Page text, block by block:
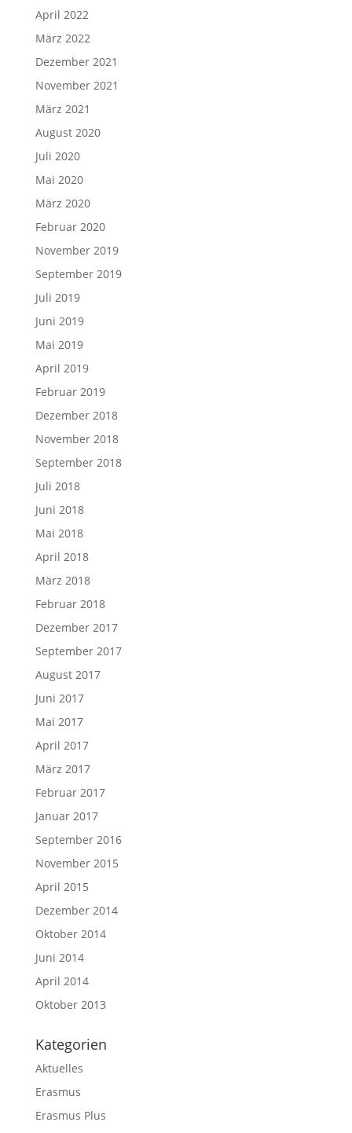
April 2022
März 2022
Dezember 2021
November 2021
März 2021
August 2020
Juli 2020
Mai 2020
März 2020
Februar 2020
November 2019
September 2019
Juli 2019
Juni 2019
Mai 2019
April 2019
Februar 2019
Dezember 2018
November 2018
September 2018
Juli 2018
Juni 2018
Mai 2018
April 2018
März 2018
Februar 2018
Dezember 2017
September 2017
August 2017
Juni 2017
Mai 2017
April 2017
März 2017
Februar 2017
Januar 2017
September 2016
November 2015
April 2015
Dezember 2014
Oktober 2014
Juni 2014
April 2014
Oktober 2013
Kategorien
Aktuelles
Erasmus
Erasmus Plus